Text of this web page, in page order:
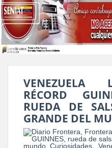
VENEZUELA
RÉCORD
RUEDA DE
GRANDE DEL